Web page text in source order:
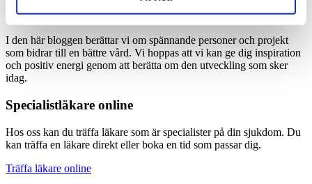
Hjärta för vården
I den här bloggen berättar vi om spännande personer och projekt
som bidrar till en bättre vård. Vi hoppas att vi kan ge dig inspiration
och positiv energi genom att berätta om den utveckling som sker
idag.
Specialistläkare online
Hos oss kan du träffa läkare som är specialister på din sjukdom. Du
kan träffa en läkare direkt eller boka en tid som passar dig.
Träffa läkare online